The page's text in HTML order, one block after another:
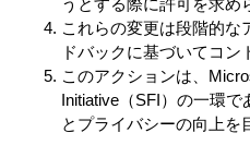
うとする際に許可を求め
これらの変更は段階的な
ドバックに基づいてコ
このアクションは、
Initiative（SFI）の一環で
とプライバシーの向上を